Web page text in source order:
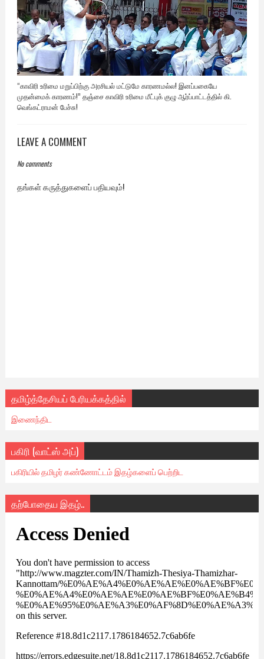
“காவிரி உரிமை மறுப்பிற்கு அரசியல் மட்டுமே காரணமல்ல! இனப்பகையே
முதன்மைக் காரணம்!” தஞ்சை காவிரி உரிமை மீட்புக் குழு ஆர்ப்பாட்டத்தில் கி.
வெங்கட்ராமன் பேச்சு!
LEAVE A COMMENT
No comments
தங்கள் கருத்துகளைப் பதியவும்!
தமிழ்த்தேசியப் பேரியக்கத்தில்
இணைந்திட
பகிரி (வாட்ஸ் அப்)
பகிரியில் தமிழர் கண்ணோட்டம் இதழ்களைப் பெற்றிட
தற்போதைய இதழ்..